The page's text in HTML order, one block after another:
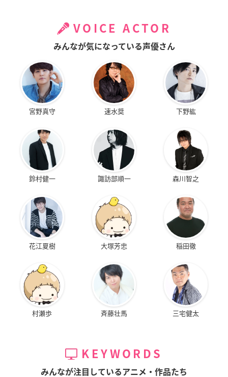
VOICE ACTOR
みんなが気になっている声優さん
宮野真守 速水奨 下野紘
鈴村健一 諏訪部順一 森川智之
花江夏樹 大塚芳忠 稲田徹
村瀬歩 斉藤壮馬 三宅健太
KEYWORDS
みんなが注目しているアニメ・作品たち